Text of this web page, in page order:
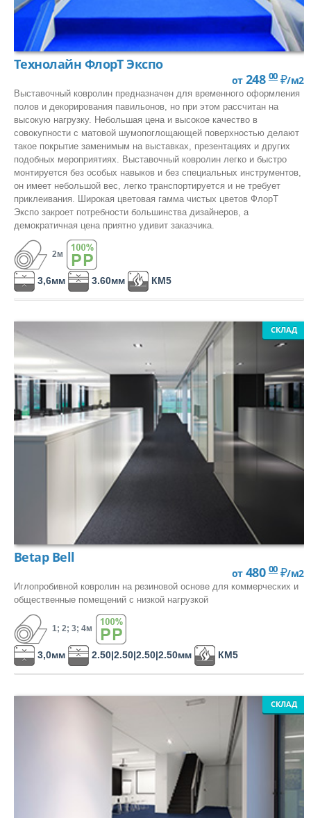
Антискользящий
Сценический
Спортивный
Бытовой
Полукоммерческий
Коммерческий
Гомогенный
ЧАСТО ИЩУТ:
Класса пожарной опасности КМ2
Линолеум на войлочной ТеплоЗвукоИзоляционной основе
СОПУСТВУЮЩИЕ ТОВАРЫ:
Шнур для сварки
КВАРЦ-ВИНИЛ
ПО ТИПУ:
LVT Клеевая кварцвиниловая плитка
SPC Кварцвинил замковый
Токопроводящая плитка
ПО КЛАССУ:
32 класс
33 класс
34 класс
ЧАСТО ИЩУТ:
Класса пожарной опасности КМ3
Технолайн ФлорТ Экспо
от 248 00 ₽/м2
Выставочный ковролин предназначен для временного оформления
полов и декорирования павильонов, но при этом рассчитан на
высокую нагрузку. Небольшая цена и высокое качество в
совокупности с матовой шумопоглощающей поверхностью делают
такое покрытие заменимым на выставках, презентациях и других
подобных мероприятиях. Выставочный ковролин легко и быстро
монтируется без особых навыков и без специальных инструментов,
он имеет небольшой вес, легко транспортируется и не требует
приклеивания. Широкая цветовая гамма чистых цветов ФлорТ
Экспо закроет потребности большинства дизайнеров, а
демократичная цена приятно удивит заказчика.
2м
3,6мм 3.60мм КМ5
СКЛАД
Betap Bell
от 480 00 ₽/м2
Иглопробивной ковролин на резиновой основе для коммерческих и
общественные помещений с низкой нагрузкой
1; 2; 3; 4м
3,0мм 2.50|2.50|2.50|2.50мм КМ5
СКЛАД